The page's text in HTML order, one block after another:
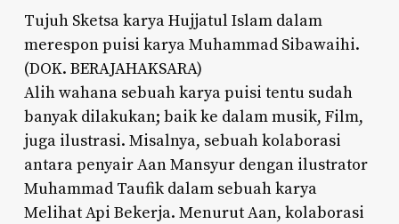
Tujuh Sketsa karya Hujjatul Islam dalam
merespon puisi karya Muhammad Sibawaihi.
(DOK. BERAJAHAKSARA)
Alih wahana sebuah karya puisi tentu sudah
banyak dilakukan; baik ke dalam musik, Film,
juga ilustrasi. Misalnya, sebuah kolaborasi
antara penyair Aan Mansyur dengan ilustrator
Muhammad Taufik dalam sebuah karya
Melihat Api Bekerja. Menurut Aan, kolaborasi